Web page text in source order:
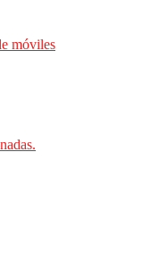
móviles